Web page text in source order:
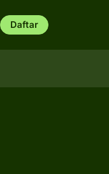
Daftar